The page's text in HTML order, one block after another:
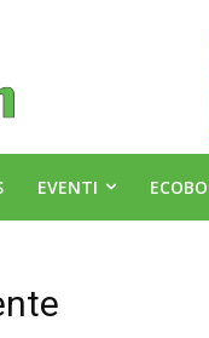
EVENTI